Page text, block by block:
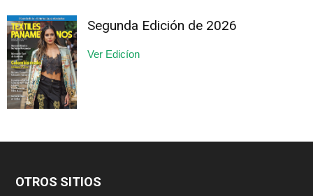
Segunda Edición de 2026
Ver Edicíon
OTROS SITIOS